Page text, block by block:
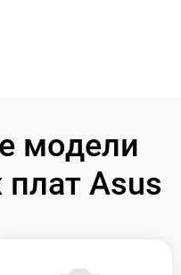
модели
Asus